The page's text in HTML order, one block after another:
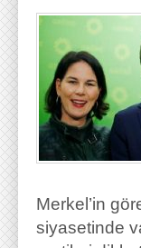
Merkel’in
siyasetinde